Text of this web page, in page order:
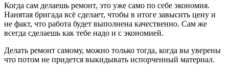
Когда сам делаешь ремонт, это уже само по себе экономия.
Нанятая бригада всё сделает, чтобы в итоге завысить цену и
не факт, что работа будет выполнена качественно. Сам же
всегда сделаешь как тебе надо и с экономией.
Делать ремонт самому, можно только тогда, когда вы уверены
что потом не придется выкидывать испорченный материал.